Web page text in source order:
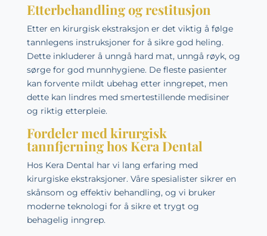
Etterbehandling og restitusjon
Etter en kirurgisk ekstraksjon er det viktig å følge
tannlegens instruksjoner for å sikre god heling.
Dette inkluderer å unngå hard mat, unngå røyk, og
sørge for god munnhygiene. De fleste pasienter
kan forvente mildt ubehag etter inngrepet, men
dette kan lindres med smertestillende medisiner
og riktig etterpleie.
Fordeler med kirurgisk
tannfjerning hos Kera Dental
Hos Kera Dental har vi lang erfaring med
kirurgiske ekstraksjoner. Våre spesialister sikrer en
skånsom og effektiv behandling, og vi bruker
moderne teknologi for å sikre et trygt og
behagelig inngrep.